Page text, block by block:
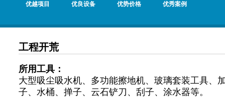
优越项目 优良设备 优势价格 优秀案例
工程开荒
所用工具：
大型吸尘吸水机、多功能擦地机、玻璃套装工具、
子、水桶、掸子、云石铲刀、刮子、涂水器等。